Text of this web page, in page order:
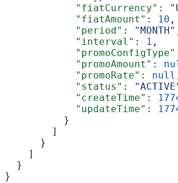
            "fiatCurrency"
:
            "fiatAmount"
: 10 ,
            "period"
: "MONTH"
            "interval"
: 1 ,
            "promoConfigType"
            "promoAmount"
:
            "promoRate"
: null
            "status"
:
            "createTime"
:
            "updateTime"
:
          }
        ]
      }
    ]
  }
}